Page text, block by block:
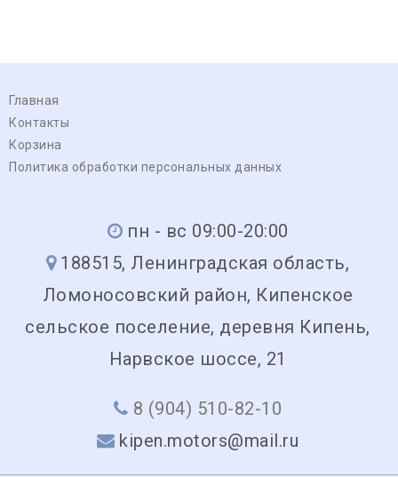
Главная
Контакты
Корзина
Политика обработки персональных данных
пн - вс 09:00-20:00
188515, Ленинградская область,
Ломоносовский район, Кипенское
сельское поселение, деревня Кипень,
Нарвское шоссе, 21
8 (904) 510-82-10
kipen.motors@mail.ru